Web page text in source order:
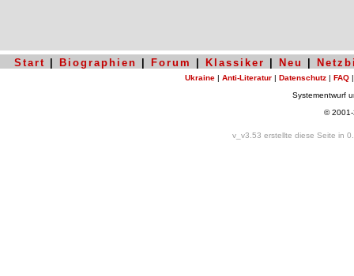
Start Biographien Forum Klassiker Neu
Ukraine | Anti-Literatur | Datenschutz | FAQ
Systementwurf
©
v_v3.53 erstellte diese Seite in